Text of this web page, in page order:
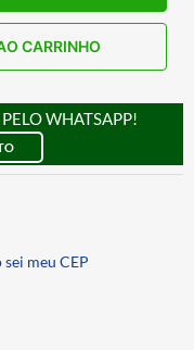
CARRINHO
WHATSAPP!
sei meu CEP